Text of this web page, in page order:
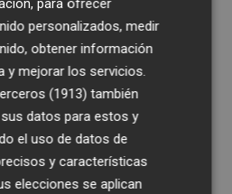
para ofrecer
personalizados, medir
obtener información
y mejorar los servicios.
(1913) también
datos para estos y
el uso de datos de
y características
elecciones se aplican